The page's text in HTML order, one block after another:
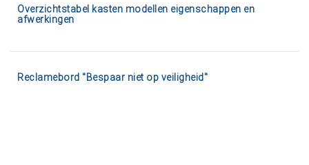
Overzichtstabel kasten modellen eigenschappen en
afwerkingen
Reclamebord "Bespaar niet op veiligheid"